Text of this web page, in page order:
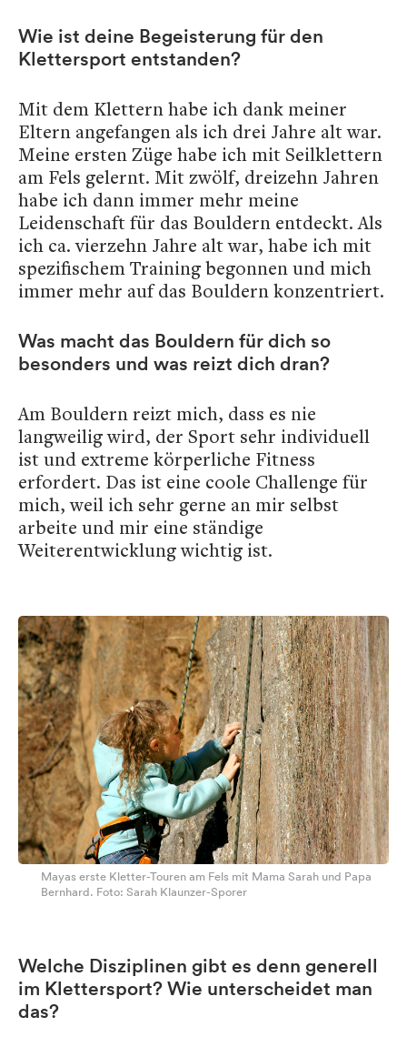
Wie ist deine Begeisterung für den
Klettersport entstanden?
Mit dem Klettern habe ich dank meiner
Eltern angefangen als ich drei Jahre alt war.
Meine ersten Züge habe ich mit Seilklettern
am Fels gelernt. Mit zwölf, dreizehn Jahren
habe ich dann immer mehr meine
Leidenschaft für das Bouldern entdeckt. Als
ich ca. vierzehn Jahre alt war, habe ich mit
spezifischem Training begonnen und mich
immer mehr auf das Bouldern konzentriert.
Was macht das Bouldern für dich so
besonders und was reizt dich dran?
Am Bouldern reizt mich, dass es nie
langweilig wird, der Sport sehr individuell
ist und extreme körperliche Fitness
erfordert. Das ist eine coole Challenge für
mich, weil ich sehr gerne an mir selbst
arbeite und mir eine ständige
Weiterentwicklung wichtig ist.
Mayas erste Kletter-Touren am Fels mit Mama Sarah und Papa
Bernhard. Foto: Sarah Klaunzer-Sporer
Welche Disziplinen gibt es denn generell
im Klettersport? Wie unterscheidet man
das?